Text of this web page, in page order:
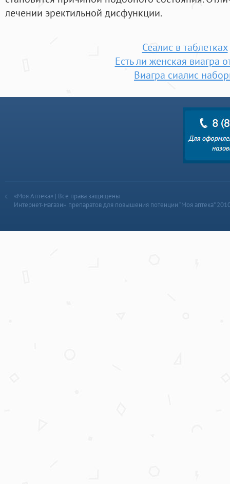
лечении эректильной дисфункции.
Сеалис в таблетках
Есть ли женская виагра
Виагра сиалис
«Моя Аптека» | Все права защищены
Интернет-магазин препаратов для повышения потенции “Моя аптека”